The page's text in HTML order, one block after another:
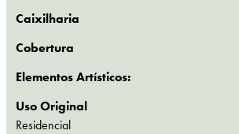
Caixilharia
Cobertura
Elementos Artísticos:
Uso Original
Residencial